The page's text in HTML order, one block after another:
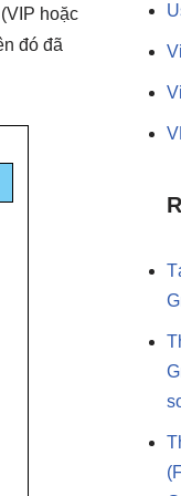
hoặc
đó đã